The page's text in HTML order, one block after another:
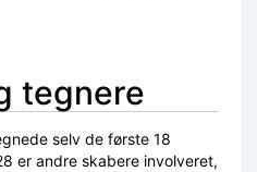
tegnere
selv de første 18
er andre skabere involveret,